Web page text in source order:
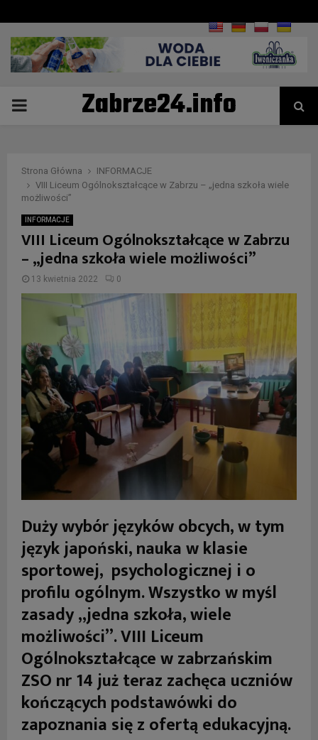
PRIMARYZabrze24.info
Strona Główna
INFORMACJE
VIII Liceum Ogólnokształcące w Zabrzu – „jedna szkoła wiele
możliwości”
INFORMACJE
VIII Liceum Ogólnokształcące w Zabrzu
– „jedna szkoła wiele możliwości”
13 kwietnia 2022 0
Duży wybór języków obcych, w tym
język japoński, nauka w klasie
sportowej, psychologicznej i o
profilu ogólnym. Wszystko w myśl
zasady „jedna szkoła, wiele
możliwości”. VIII Liceum
Ogólnokształcące w zabrzańskim
ZSO nr 14 już teraz zachęca uczniów
kończących podstawówki do
zapoznania się z ofertą edukacyjną.